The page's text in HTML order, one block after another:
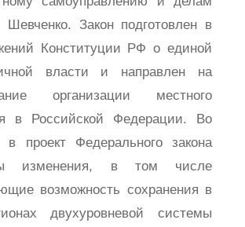
Закон подготовлен в
Конституции РФ о единой
власти и направлен на
организации местного
в Российской Федерации. Во
в проект Федерального закона
изменения, в том числе
возможность сохранения в
двухуровневой системы